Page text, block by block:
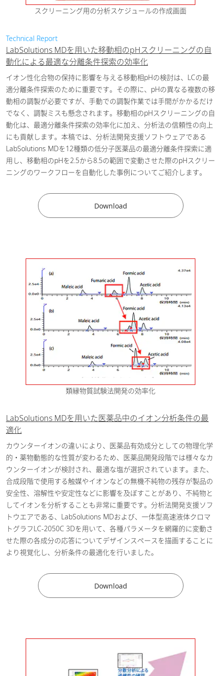
イオン交換クロマトグラフィーを
える影響と対応策
243.26KB ]
医薬・バイオ医薬品
ライフサイエンス
2022-01-25
シングル四重極LC/MSによるピー
クトラッキングを用いた医薬品の
類縁物質試験法開発の効率化[
PDF / 553.33KB ]
医薬・バイオ医薬品
スクリーニング用の分析スケジュールの作成画面
Technical Report
LabSolutions MDを用いた移動相のpHスクリーニングの自
動化による最適な分離条件探索の効率化
イオン性化合物の保持に影響を与える移動相pHの検討は、LCの最
適分離条件探索のために重要です。その際に、pHの異なる複数の移
動相の調製が必要ですが、手動での調製作業では手間がかかるだけ
でなく、調製ミスも懸念されます。移動相のpHスクリーニングの自
動化は、最適分離条件探索の効率化に加え、分析法の信頼性の向上
にも貢献します。本稿では、分析法開発支援ソフトウェアである
LabSolutions MDを12種類の低分子医薬品の最適分離条件探索に適
用し、移動相のpHを2.5から8.5の範囲で変動させた際のpHスクリー
ニングのワークフローを自動化した事例についてご紹介します。
Download
類縁物質試験法開発の効率化
LabSolutions MDを用いた医薬品中のイオン分析条件の最
適化
カウンターイオンの違いにより、医薬品有効成分としての物理化学
的・薬物動態的な性質が変わるため、医薬品開発段階では様々なカ
ウンターイオンが検討され、最適な塩が選択されています。また、
合成段階で使用する触媒やイオンなどの無機不純物の残存が製品の
安全性、溶解性や安定性などに影響を及ぼすことがあり、不純物と
してイオンを分析することも非常に重要です。分析法開発支援ソフ
トウエアである、LabSolutions MDおよび、一体型高速液体クロマ
トグラフLC-2050C 3Dを用いて、各種パラメータを網羅的に変動さ
せた際の各成分の応答についてデザインスペースを描画することに
より視覚化し、分析条件の最適化を行いました。
Download